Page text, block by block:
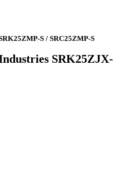
S / SRC25ZMP-S